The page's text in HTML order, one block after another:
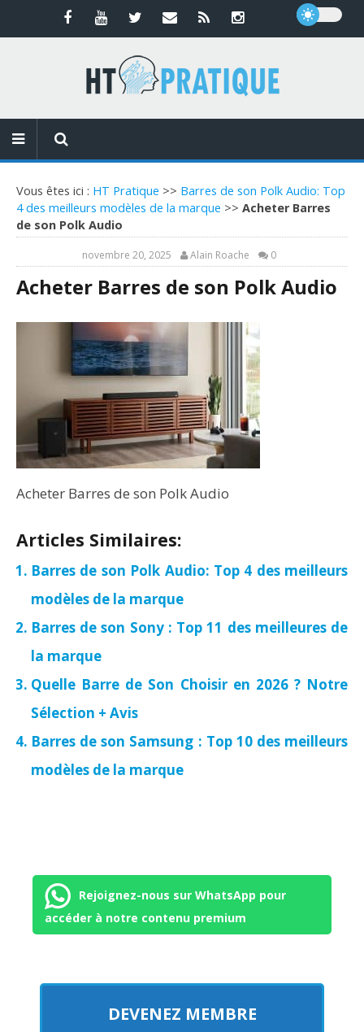
Vous êtes ici : HT Pratique >> Barres de son Polk Audio: Top
4 des meilleurs modèles de la marque >> Acheter Barres
de son Polk Audio
novembre 20, 2025 Alain Roache 0
Acheter Barres de son Polk Audio
Acheter Barres de son Polk Audio
Articles Similaires:
Barres de son Polk Audio: Top 4 des meilleurs
modèles de la marque
Barres de son Sony : Top 11 des meilleures de
la marque
Quelle Barre de Son Choisir en 2026 ? Notre
Sélection + Avis
Barres de son Samsung : Top 10 des meilleurs
modèles de la marque
Rejoignez-nous sur WhatsApp pour
accéder à notre contenu premium
DEVENEZ MEMBRE